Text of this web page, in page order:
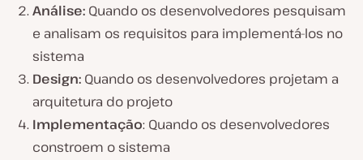
Análise: Quando os desenvolvedores pesquisam
e analisam os requisitos para implementá-los no
sistema
Design: Quando os desenvolvedores projetam a
arquitetura do projeto
Implementação: Quando os desenvolvedores
constroem o sistema